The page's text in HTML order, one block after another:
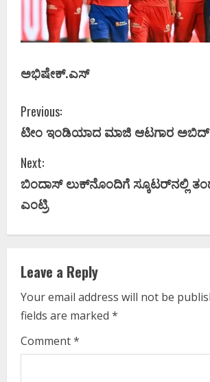
ಅಭಿಷೇಕ್.‌ಎಸ್
C
o
n
t
i
n
u
e
R
Previous:
ಟೀಂ ಇಂಡಿಯಾದ ಮಾಜಿ ಆಟಗಾರ
Next:
ಬಿಂದಾಸ್‌ ಲುಕ್‌ನೊಂದಿಗೆ ಸ್ಕೂಟರ್‌ನಲ್ಲಿ
ಎಂಟ್ರಿ
Leave a Reply
Your email address will not be
fields are marked *
Comment*